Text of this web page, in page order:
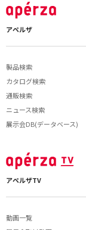
アペルザ
製品検索
カタログ検索
通販検索
ニュース検索
展示会DB(データベース)
アペルザTV
動画一覧